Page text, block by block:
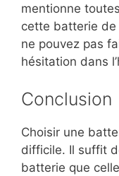
mentionne
cette batterie
ne pouvez pas
hésitation dans
Conclusion
Choisir une
difficile. Il suffit
batterie que